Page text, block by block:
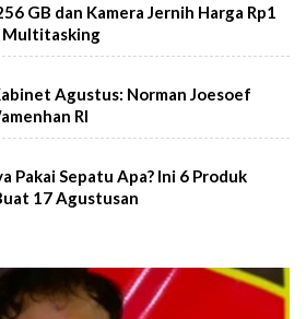
GB dan Kamera Jernih Harga Rp1
Multitasking
Agustus: Norman Joesoef
RI
Pakai Sepatu Apa? Ini 6 Produk
17 Agustusan